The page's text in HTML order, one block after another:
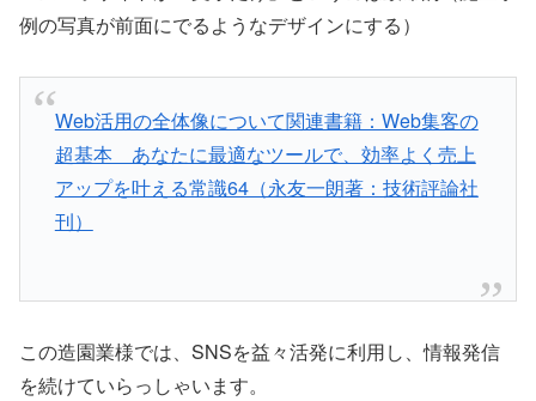
例の写真が前面にでるようなデザインにする）
Web活用の全体像について関連書籍：Web集客の
超基本 あなたに最適なツールで、効率よく売上
アップを叶える常識64（永友一朗著：技術評論社
刊）
この造園業様では、SNSを益々活発に利用し、情報発信
を続けていらっしゃいます。